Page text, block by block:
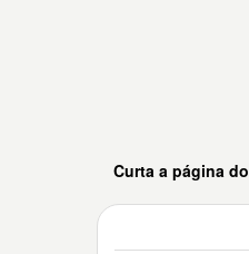
Curta a página